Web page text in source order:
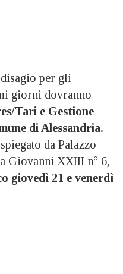
per gli
giorni dovranno
Tari e Gestione
di Alessandria.
da Palazzo
Giovanni XXIII n° 6,
giovedì 21 e venerdì